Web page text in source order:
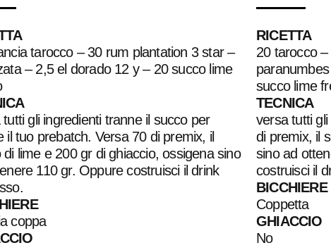
tarocco – 30 rum plantation 3 star –
– 2,5 el dorado 12 y – 20 succo lime
tutti gli ingredienti tranne il succo per
il tuo prebatch. Versa 70 di premix, il
di lime e 200 gr di ghiaccio, ossigena sino
110 gr. Oppure costruisci il drink
coppa
RICETTA
20 tarocco
succo lime
TECNICA
versa tutti
di premix, il
sino ad
costruisci il
BICCHIERE
Coppetta
GHIACCIO
No